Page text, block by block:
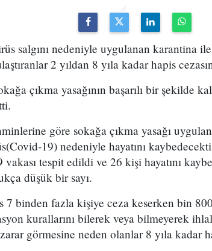
salgını nedeniyle uygulanan karantina
2 yıldan 8 yıla kadar hapis
çıkma yasağının başarılı bir şekilde
göre sokağa çıkma yasağı
19) nedeniyle hayatını
tespit edildi ve 26 kişi hayatını
düşük bir sayı.
7 binden fazla kişiye ceza keserken bin
kurallarını bilerek veya bilmeyerek
görmesine neden olanlar 8 yıla kadar